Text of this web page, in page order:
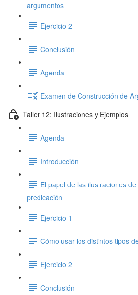
argumentos
Ejercicio 2
Conclusión
Agenda
Examen de Construcción de
Taller 12: Ilustraciones y Ejemplos
Agenda
Introducción
El papel de las ilustraciones
predicación
Ejercicio 1
Cómo usar los distintos tipos
Ejercicio 2
Conclusión